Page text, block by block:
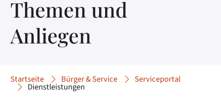
Themen und
Anliegen
Startseite Bürger & Service Serviceportal
Dienstleistungen